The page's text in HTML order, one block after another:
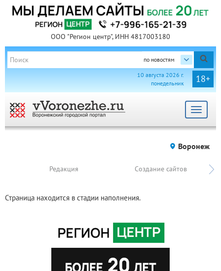
ООО "Регион центр", ИНН 4817003180
по новостям
18+
10 августа 2026 г.
понедельник
Toggle
Воронеж
Редакция Создание сайтов
Страница находится в стадии наполнения.